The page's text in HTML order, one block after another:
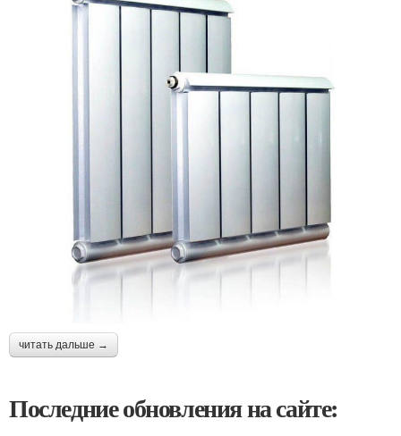
читать дальше →
Последние обновления на сайте: